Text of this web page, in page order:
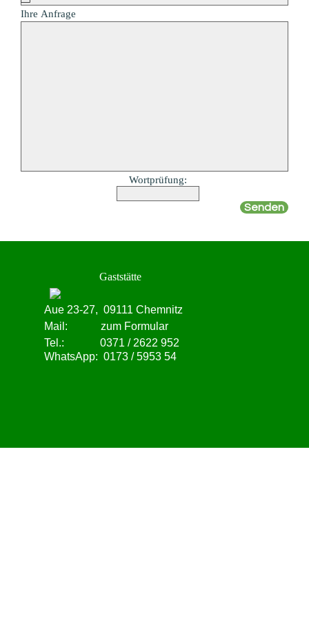
Ihre Anfrage
Wortprüfung:
Gaststätte
Aue 23-27, 09111 Chemnitz
Mail: zum Formular
Tel.: 0371 / 2622 952
WhatsApp: 0173 / 5953 54